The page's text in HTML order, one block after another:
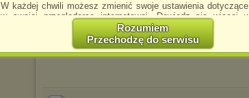
W każdej chwili możesz zmienić swoje ustawienia
w swojej przeglądarce internetowej. Dowiedz się więcej
http://chomikuj.pl/
Jednocześnie informujemy że zmiana ustawień
spowodować ograniczenie korzystania ze strony Chomikuj.pl.
Rozumiem
Przechodzę do serwisu
Dekoracja Ciast - Sztuka ozdabiania
14.pdf